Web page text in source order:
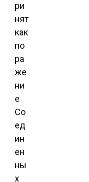
ри
нят
как
по
ра
же
ни
е
Со
ед
ин
ен
ны
х